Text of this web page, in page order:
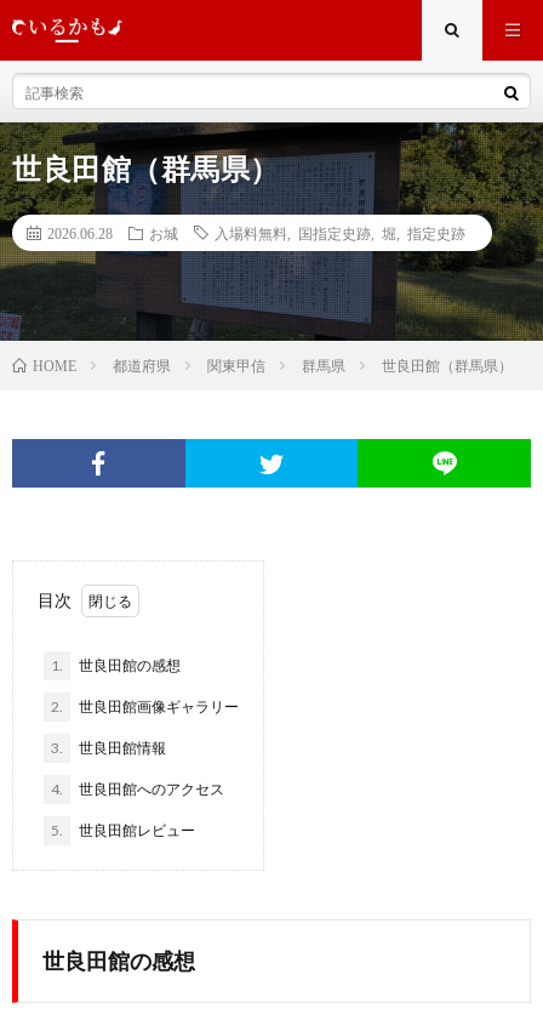
世良田館（群馬県）
2026.06.28 お城 入場料無料 国指定史跡 堀 指定史跡
HOME 都道府県 関東甲信 群馬県 世良田館（群馬県）
目次
1. 世良田館の感想
2. 世良田館画像ギャラリー
3. 世良田館情報
4. 世良田館へのアクセス
5. 世良田館レビュー
世良田館の感想